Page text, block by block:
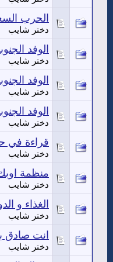
الحرب
دختر شايب
الوفد
دختر شايب
الوفد
دختر شايب
الوفد
دختر شايب
قراءة في
دختر شايب
منظمة
دختر شايب
الغذاء و
دختر شايب
انت
دختر شايب